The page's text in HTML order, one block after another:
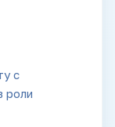
с
роли